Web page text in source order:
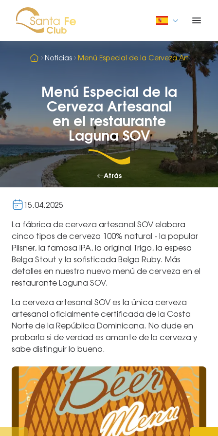
Noticias Menú Especial de la Cerveza Artesanal
Menú Especial de la
Cerveza Artesanal
en el restaurante
Laguna SOV
Atrás
15.04.2025
La fábrica de cerveza artesanal SOV elabora
cinco tipos de cerveza 100% natural - la popular
Pilsner, la famosa IPA, la original Trigo, la espesa
Belga Stout y la sofisticada Belga Ruby. Más
detalles en nuestro nuevo menú de cerveza en el
restaurante Laguna SOV.
La cerveza artesanal SOV es la única cerveza
artesanal oficialmente certificada de la Costa
Norte de la República Dominicana. No dude en
probarla si de verdad es amante de la cerveza y
sabe distinguir lo bueno.